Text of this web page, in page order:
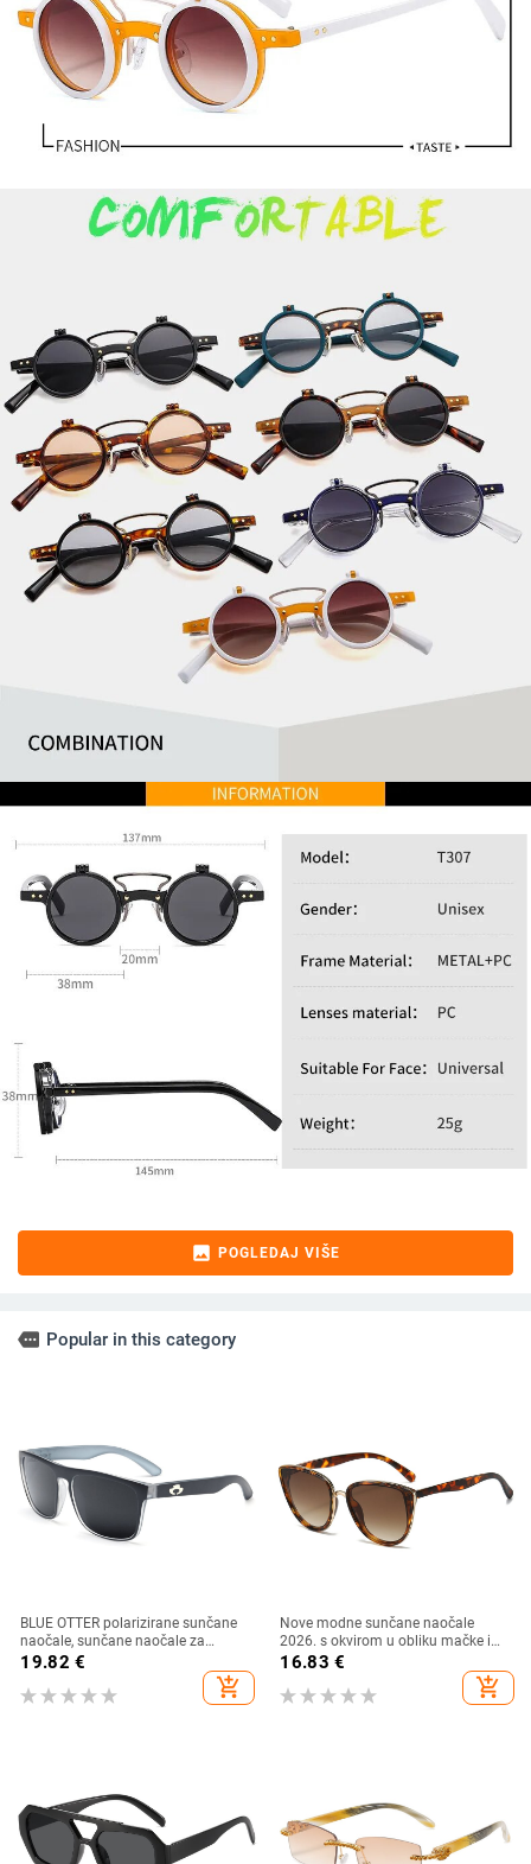
image POGLEDAJ VIŠE
more Popular in this category
BLUE OTTER polarizirane sunčane
naočale, sunčane naočale za
sportove na otvorenom, sunčane
naočale za plažu, naočale za
ribolov, sunčane naočale za vožnju,
19.82 €
add_shopping_cart
Nove modne sunčane naočale
2026. s okvirom u obliku mačke i
zlatnim rubom - moderne,
16.83 €
add_shopping_cart